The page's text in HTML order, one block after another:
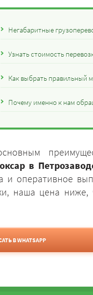
Негабаритные
Узнать стоимость
Как выбрать правильный
Почему именно к нам
в
и оперативное
наша цена
В WHATSAPP